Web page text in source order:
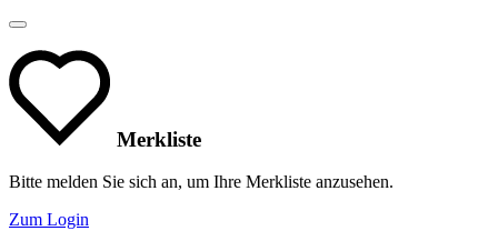
Merkliste
Bitte melden Sie sich an, um Ihre Merkliste anzusehen.
Zum Login